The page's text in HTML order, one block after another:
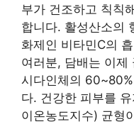
부가 건조하고 칙칙
합니다. 활성산소의
화제인 비타민C의
여러분, 담배는 이제
시다인체의
다. 건강한 피부를
이온농도지수) 균형